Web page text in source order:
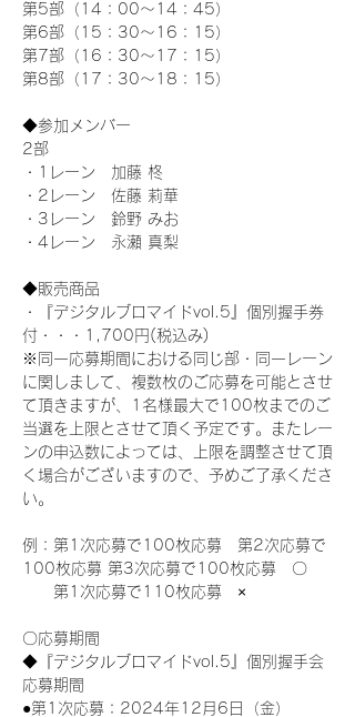
第5部（14：00～14：45）
第6部（15：30～16：15）
第7部（16：30～17：15）
第8部（17：30～18：15）
◆参加メンバー
2部
・1レーン　加藤 柊
・2レーン　佐藤 莉華
・3レーン　鈴野 みお
・4レーン　永瀬 真梨
◆販売商品
・『デジタルブロマイドvol.5』個別握手券
付・・・1,700円(税込み)
※同一応募期間における同じ部・同一レーン
に関しまして、複数枚のご応募を可能とさせ
て頂きますが、1名様最大で100枚までのご
当選を上限とさせて頂く予定です。またレー
ンの申込数によっては、上限を調整させて頂
く場合がございますので、予めご了承くださ
い。
例：第1次応募で100枚応募　第2次応募で
100枚応募 第3次応募で100枚応募　〇
第1次応募で110枚応募　×
〇応募期間
◆『デジタルブロマイドvol.5』個別握手会
応募期間
●第1次応募：2024年12月6日（金）